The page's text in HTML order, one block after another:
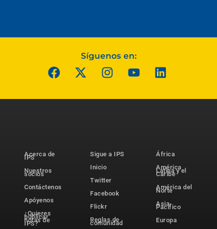
Síguenos en:
Acerca de
IPS
Nuestros
socios
Contáctenos
Apóyenos
¿Quieres
publicar
notas de
IPS?
Sigue a IPS
Inicio
Twitter
Facebook
Flickr
Reglas de
comunidad
África
América
Latina y el
Caribe
América del
Norte
Asia-
Pacífico
Europa